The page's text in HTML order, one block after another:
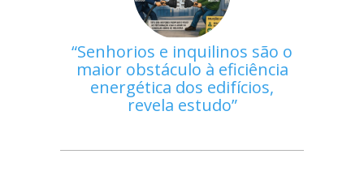
Senhorios e inquilinos são o
maior obstáculo à eficiência
energética dos edifícios,
revela estudo